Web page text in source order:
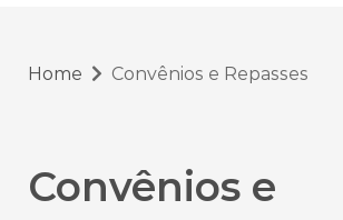
Home Convênios e Repasses
Convênios e